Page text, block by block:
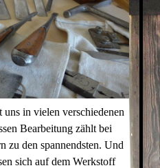
in vielen verschiedenen
Bearbeitung zählt bei
zu den spannendsten. Und
sich auf dem Werkstoff